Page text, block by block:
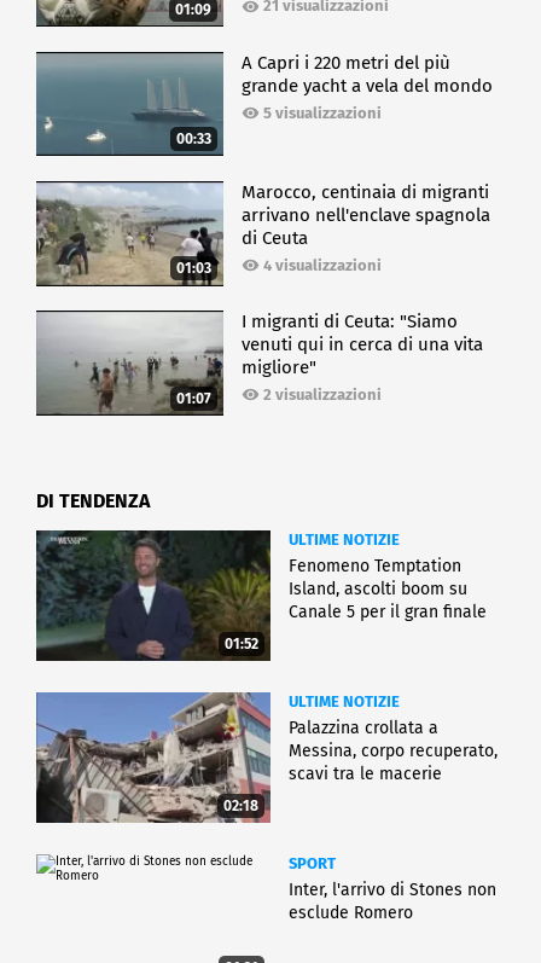
01:09 21 visualizzazioni
00:33
A Capri i 220 metri del più
grande yacht a vela del mondo
5 visualizzazioni
01:03
Marocco, centinaia di migranti
arrivano nell'enclave spagnola
di Ceuta
4 visualizzazioni
01:07
I migranti di Ceuta: "Siamo
venuti qui in cerca di una vita
migliore"
2 visualizzazioni
DI TENDENZA
01:52
ULTIME NOTIZIE
Fenomeno Temptation
Island, ascolti boom su
Canale 5 per il gran finale
02:18
ULTIME NOTIZIE
Palazzina crollata a
Messina, corpo recuperato,
scavi tra le macerie
SPORT
Inter, l'arrivo di Stones non
esclude Romero